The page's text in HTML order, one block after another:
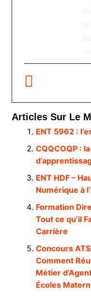
Articles Sur Le
ENT 5962 :
CQQCOQP :
ENT HDF –
Numérique à
Formation
Tout ce qu’il
Carrière
Concours
Comment
Métier
Écoles